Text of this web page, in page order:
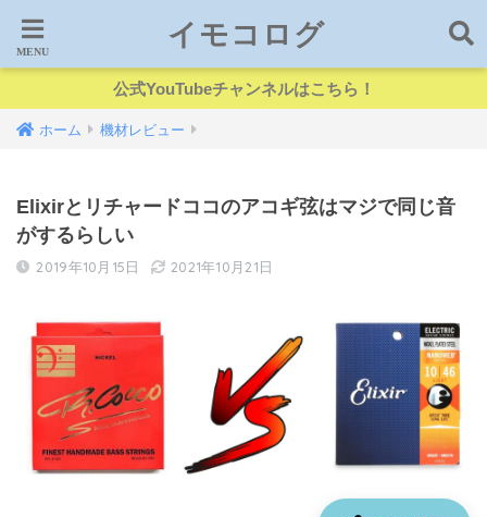
イモコログ
公式YouTubeチャンネルはこちら！
ホーム 機材レビュー
Elixirとリチャードココのアコギ弦はマジで同じ音
がするらしい
2019年10月15日 2021年10月21日